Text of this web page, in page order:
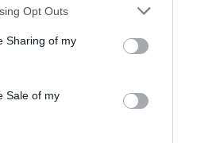
app uses one or more Google
behaviour. You may click to
and its third-party tags to
purposes in below Google
Opt Outs
Sharing of my
Sale of my
versenyautója,